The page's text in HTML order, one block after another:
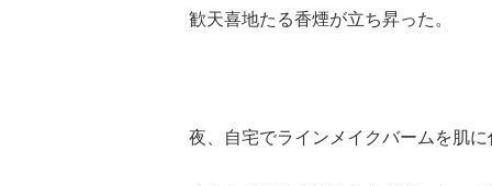
歓天喜地たる香煙が立ち昇った。
夜、自宅でラインメイクバームを肌